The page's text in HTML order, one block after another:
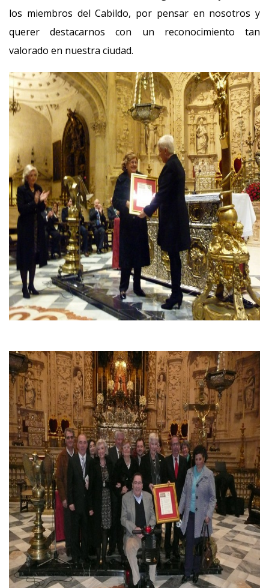
los miembros del Cabildo, por pensar en nosotros y
querer destacarnos con un reconocimiento tan
valorado en nuestra ciudad.